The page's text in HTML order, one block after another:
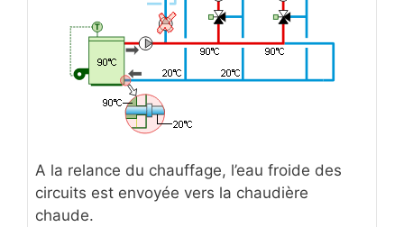
A la relance du chauffage, l’eau froide des
circuits est envoyée vers la chaudière
chaude.